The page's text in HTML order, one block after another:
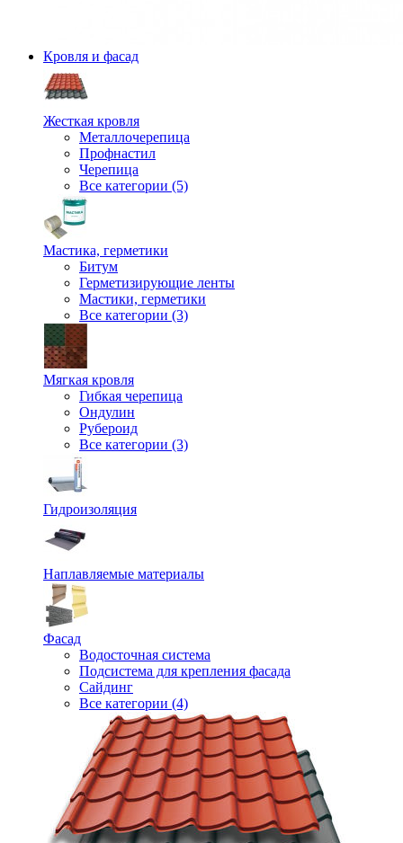
Кровля и фасад
Жесткая кровля
Металлочерепица
Профнастил
Черепица
Все категории (5)
Мастика, герметики
Битум
Герметизирующие ленты
Мастики, герметики
Все категории (3)
Мягкая кровля
Гибкая черепица
Ондулин
Рубероид
Все категории (3)
Гидроизоляция
Наплавляемые материалы
Фасад
Водосточная система
Подсистема для крепления фасада
Сайдинг
Все категории (4)